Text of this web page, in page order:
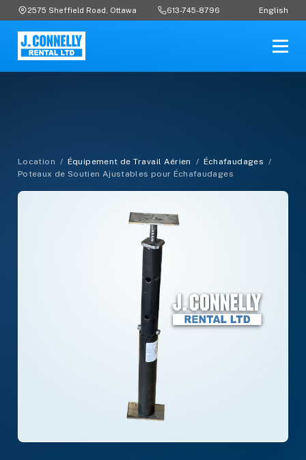
2575 Sheffield Road, Ottawa 613-745-8796 English
Location / Équipement de Travail Aérien / Échafaudages /
Poteaux de Soutien Ajustables pour Échafaudages